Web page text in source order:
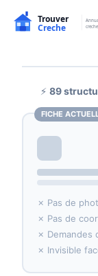
⚡ 89
FICHE
✗ Pas de
✗ Pas de
✗ Demandes
✗ Invisible